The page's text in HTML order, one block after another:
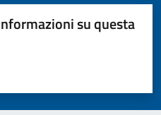
su questa
su 5
5